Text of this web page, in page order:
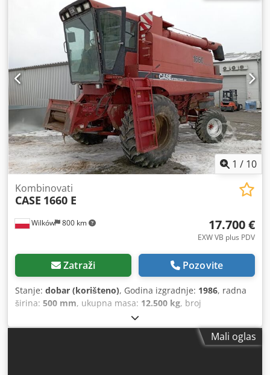
1 / 10
Wilków 800 km
Kombinovati
CASE 1660 E
17.700 €
EXW VB plus PDV
Zatraži Pozovite
Stanje: dobar (korišteno), Godina izgradnje: 1986, radna
širina: 500 mm, ukupna masa: 12.500 kg, broj
Mali oglas